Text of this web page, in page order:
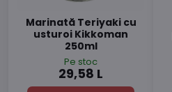
Marinată Teriyaki cu
usturoi Kikkoman
250ml
Pe stoc
29,58 L